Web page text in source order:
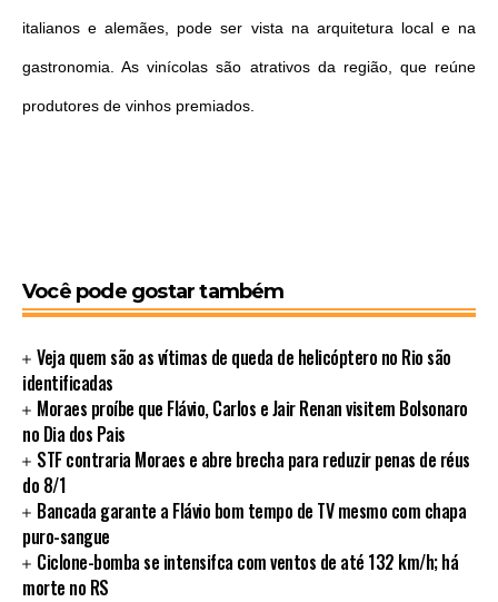
italianos e alemães, pode ser vista na arquitetura local e na
gastronomia. As vinícolas são atrativos da região, que reúne
produtores de vinhos premiados.
Você pode gostar também
Veja quem são as vítimas de queda de helicóptero no Rio são
identificadas
Moraes proíbe que Flávio, Carlos e Jair Renan visitem Bolsonaro
no Dia dos Pais
STF contraria Moraes e abre brecha para reduzir penas de réus
do 8/1
Bancada garante a Flávio bom tempo de TV mesmo com chapa
puro-sangue
Ciclone-bomba se intensifca com ventos de até 132 km/h; há
morte no RS